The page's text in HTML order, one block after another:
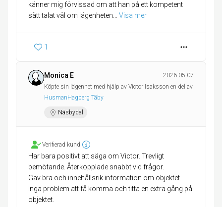
känner mig förvissad om att han på ett kompetent
sätt talat väl om lägenheten... Visa mer
1
Monica E
2026-05-07
Köpte sin lägenhet med hjälp av Victor Isaksson en del av
HusmanHagberg Täby
Näsbydal
Verifierad kund
Har bara positivt att säga om Victor. Trevligt
bemötande. Återkopplade snabbt vid frågor.
Gav bra och innehållsrik information om objektet.
Inga problem att få komma och titta en extra gång på